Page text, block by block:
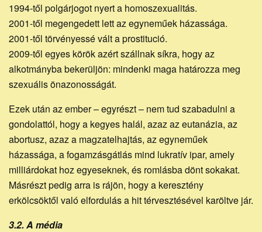
1994-től polgárjogot nyert a homoszexualitás.
2001-től megengedett lett az egyneműek házassága.
2001-től törvényessé vált a prostitució.
2009-től egyes körök azért szállnak síkra, hogy az
alkotmányba bekerüljön: mindenki maga határozza meg
szexuális önazonosságát.
Ezek után az ember – egyrészt – nem tud szabadulni a
gondolattól, hogy a kegyes halál, azaz az eutanázia, az
abortusz, azaz a magzatelhajtás, az egyneműek
házassága, a fogamzásgátlás mind lukratív ipar, amely
milliárdokat hoz egyeseknek, és romlásba dönt sokakat.
Másrészt pedig arra is rájön, hogy a keresztény
erkölcsöktől való elfordulás a hit térvesztésével karöltve jár.
3.2. A média